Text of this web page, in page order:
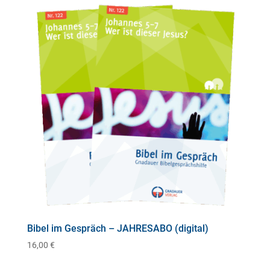
Bibel im Gespräch – JAHRESABO (digital)
16,00 €